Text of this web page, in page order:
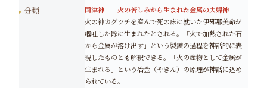
分類 国津神——火の苦しみから生まれた金属の夫婦神——
火の神カグツチを産んで死の床に就いた伊邪那美命が
嘔吐した際に生まれたとされる。「火で加熱された石
から金属が溶け出す」という製錬の過程を神話的に表
現したものとも解釈できる。「火の産物として金属が
生まれる」という冶金（やきん）の原理が神話に込め
られている。